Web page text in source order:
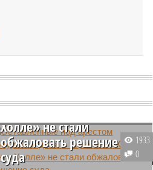
Оставленные под
о теракте в «Крокус Сити
Холле» не стали
обжаловать решение
суда
1933
0